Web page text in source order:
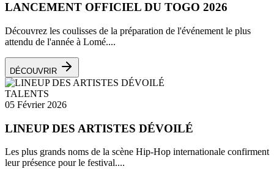
LANCEMENT OFFICIEL DU TOGO 2026
Découvrez les coulisses de la préparation de l'événement le plus
attendu de l'année à Lomé....
DÉCOUVRIR
TALENTS
05 Février 2026
LINEUP DES ARTISTES DÉVOILÉ
Les plus grands noms de la scène Hip-Hop internationale confirment
leur présence pour le festival....